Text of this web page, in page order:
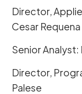
Director,
Cesar Requena
Senior Analyst:
Director,
Palese